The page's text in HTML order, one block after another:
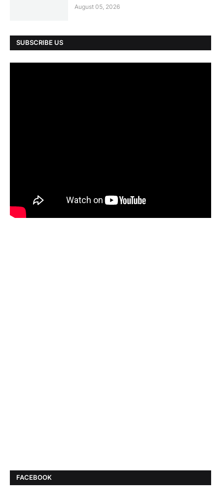
August 05, 2026
SUBSCRIBE US
FACEBOOK